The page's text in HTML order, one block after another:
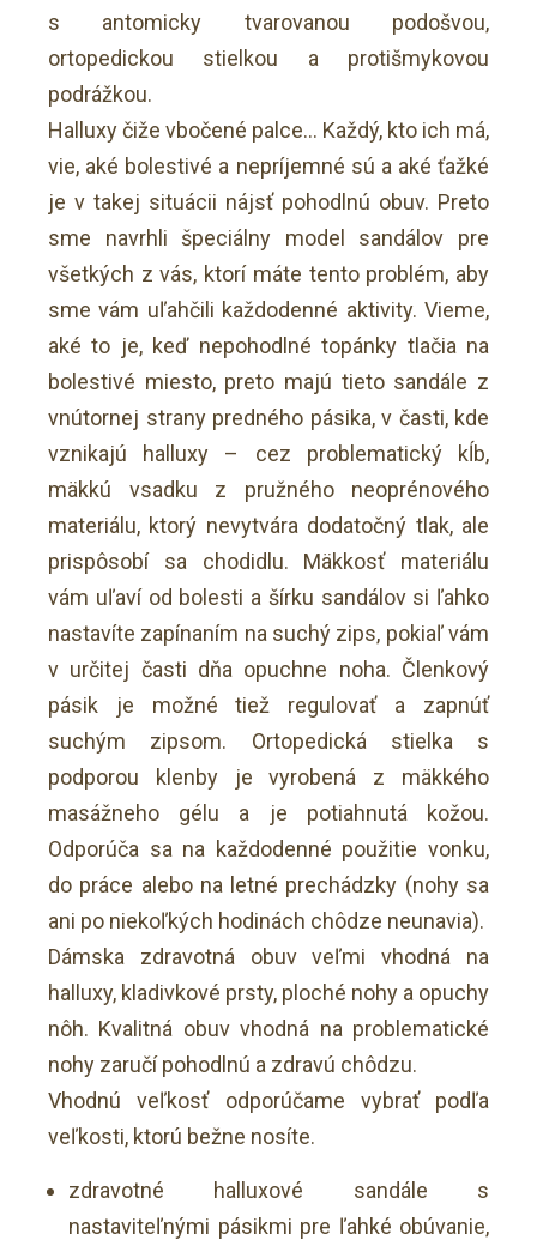
s antomicky tvarovanou podošvou,
ortopedickou stielkou a protišmykovou
podrážkou.
Halluxy čiže vbočené palce… Každý, kto ich má,
vie, aké bolestivé a nepríjemné sú a aké ťažké
je v takej situácii nájsť pohodlnú obuv. Preto
sme navrhli špeciálny model sandálov pre
všetkých z vás, ktorí máte tento problém, aby
sme vám uľahčili každodenné aktivity. Vieme,
aké to je, keď nepohodlné topánky tlačia na
bolestivé miesto, preto majú tieto sandále z
vnútornej strany predného pásika, v časti, kde
vznikajú halluxy – cez problematický kĺb,
mäkkú vsadku z pružného neoprénového
materiálu, ktorý nevytvára dodatočný tlak, ale
prispôsobí sa chodidlu. Mäkkosť materiálu
vám uľaví od bolesti a šírku sandálov si ľahko
nastavíte zapínaním na suchý zips, pokiaľ vám
v určitej časti dňa opuchne noha. Členkový
pásik je možné tiež regulovať a zapnúť
suchým zipsom. Ortopedická stielka s
podporou klenby je vyrobená z mäkkého
masážneho gélu a je potiahnutá kožou.
Odporúča sa na každodenné použitie vonku,
do práce alebo na letné prechádzky (nohy sa
ani po niekoľkých hodinách chôdze neunavia).
Dámska zdravotná obuv veľmi vhodná na
halluxy, kladivkové prsty, ploché nohy a opuchy
nôh. Kvalitná obuv vhodná na problematické
nohy zaručí pohodlnú a zdravú chôdzu.
Vhodnú veľkosť odporúčame vybrať podľa
veľkosti, ktorú bežne nosíte.
zdravotné halluxové sandále s
nastaviteľnými pásikmi pre ľahké obúvanie,